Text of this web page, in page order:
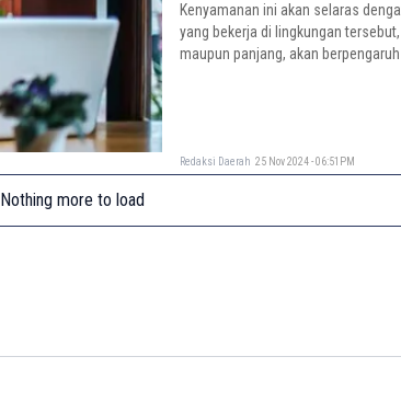
Kenyamanan ini akan selaras
yang bekerja di lingkungan
maupun panjang, akan
Redaksi Daerah 25 Nov 2024 - 06:51PM
Nothing more to load